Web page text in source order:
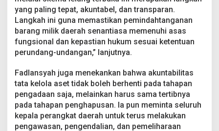
yang paling tepat, akuntabel, dan transparan.
Langkah ini guna memastikan pemindahtanganan
barang milik daerah senantiasa memenuhi asas
fungsional dan kepastian hukum sesuai ketentuan
perundang-undangan,” lanjutnya.
Fadlansyah juga menekankan bahwa akuntabilitas
tata kelola aset tidak boleh berhenti pada tahapan
pengadaan saja, melainkan harus sama tertibnya
pada tahapan penghapusan. Ia pun meminta seluruh
kepala perangkat daerah untuk terus melakukan
pengawasan, pengendalian, dan pemeliharaan